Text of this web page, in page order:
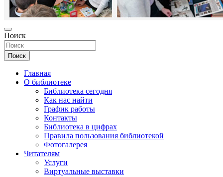
Поиск
Поиск
Главная
О библиотеке
Библиотека сегодня
Как нас найти
График работы
Контакты
Библиотека в цифрах
Правила пользования библиотекой
Фотогалерея
Читателям
Услуги
Виртуальные выставки